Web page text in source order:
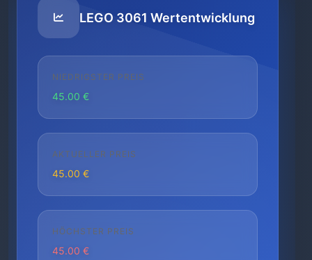
LEGO 3061 Wertentwicklung
NIEDRIGSTER PREIS
45.00 €
AKTUELLER PREIS
45.00 €
HÖCHSTER PREIS
45.00 €